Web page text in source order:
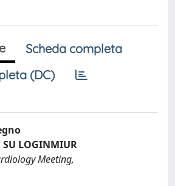
Scheda completa
(DC)
SU LOGINMIUR
Meeting,